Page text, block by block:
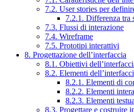
7.2. User stories per
7.2.1. Differenza tra
7.3. Flussi di interazione
7.4. Wireframe
7.5. Prototipi interattivi
8. Progettazione dell’interfaccia
8.1. Obiettivi
8.2. Elementi
8.2.1. Elementi di
8.2.2. Elementi
8.2.3. Elementi
8.3. Progettare e costruire